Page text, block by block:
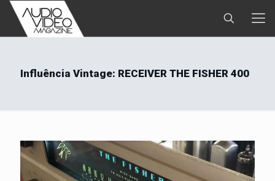
Influência Vintage: RECEIVER THE FISHER 400